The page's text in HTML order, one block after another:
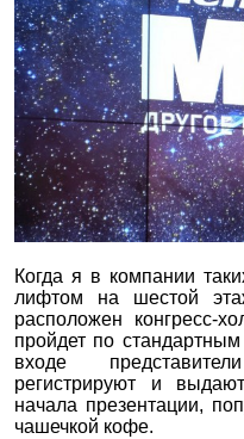
Когда я в компании
лифтом на шестой
расположен конгресс-
пройдет по
входе
регистрируют и
начала презентации,
чашечкой кофе.